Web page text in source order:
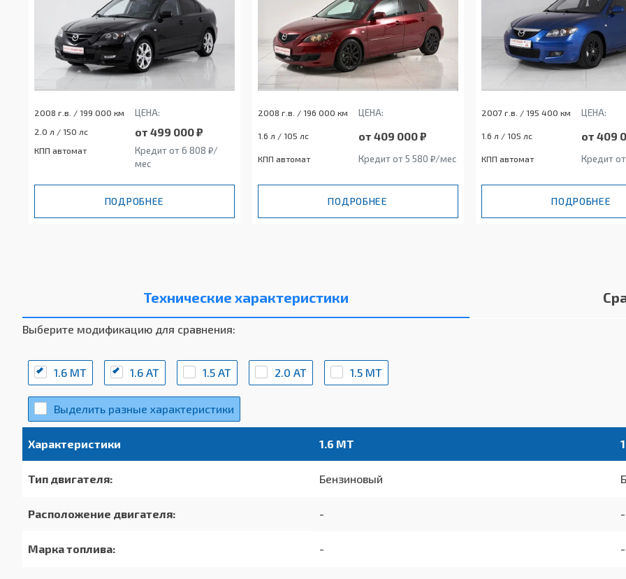
2008 г.в. / 199 000 км ЦЕНА:
2.0 л / 150 лс от 499 000 ₽
КПП автомат
Кредит от 6 808 ₽/
мес
ПОДРОБНЕЕ
2008 г.в. / 196 000 км ЦЕНА:
1.6 л / 105 лс от 409 000 ₽
КПП автомат Кредит от 5 580 ₽/мес
ПОДРОБНЕЕ
2007 г.в. / 195 400 км ЦЕНА:
1.6 л / 105 лс от 409
КПП автомат Кредит
ПОДРОБНЕЕ
Технические характеристики
Выберите модификацию для сравнения:
1.6 MT 1.6 AT 1.5 AT 2.0 АТ 1.5 MT
Выделить разные характеристики
Характеристики 1.6 MT
Тип двигателя: Бензиновый
Расположение двигателя: - -
Марка топлива: - -